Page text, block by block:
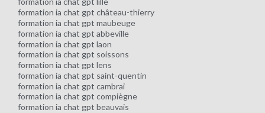
formation ia chat gpt château-thierry
formation ia chat gpt maubeuge
formation ia chat gpt abbeville
formation ia chat gpt laon
formation ia chat gpt soissons
formation ia chat gpt lens
formation ia chat gpt saint-quentin
formation ia chat gpt cambrai
formation ia chat gpt compiègne
formation ia chat gpt beauvais